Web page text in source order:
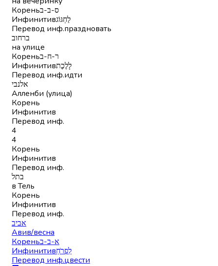
Кореньס-ב-ב
Инфинитивלַחְגּוֹג
Перевод инф.праздновать
ברחוב
на улице
Кореньר-ח-ב
Инфинитивלָלֶכֶת
Перевод инф.идти
אלנבי
Алленби (улица)
Корень
Инфинитив
Перевод инф.
4
4
Корень
Инфинитив
Перевод инф.
בתל
в Тель
Корень
Инфинитив
Перевод инф.
אביב
Авив/весна
Кореньא-ב-ב
Инфинитивלִפְרֹחַ
Перевод инф.цвести